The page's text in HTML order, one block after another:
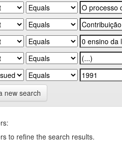
new search
to refine the search results.